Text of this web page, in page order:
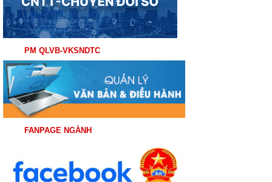
PM QLVB-VKSNDTC
FANPAGE NGÀNH